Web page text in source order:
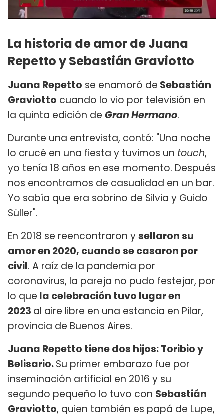
La historia de amor de Juana
Repetto y Sebastián Graviotto
Juana Repetto se enamoró de Sebastián
Graviotto cuando lo vio por televisión en
la quinta edición de Gran Hermano.
Durante una entrevista, contó: "Una noche
lo crucé en una fiesta y tuvimos un touch,
yo tenía 18 años en ese momento. Después
nos encontramos de casualidad en un bar.
Yo sabía que era sobrino de Silvia y Guido
Süller".
En 2018 se reencontraron ysellaron su
amor en 2020, cuando se casaron por
civil. A raíz de la pandemia por
coronavirus, la pareja no pudo festejar, por
lo que la celebración tuvo lugar en
2023 al aire libre en una estancia en Pilar,
provincia de Buenos Aires.
Juana Repetto tiene dos hijos: Toribio y
Belisario.Su primer embarazo fue por
inseminación artificial en 2016 y su
segundo pequeño lo tuvo con Sebastián
Graviotto, quien también es papá de Lupe,